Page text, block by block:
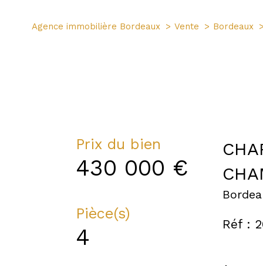
Agence immobilière Bordeaux Vente Bordeaux
Réf :
Prix du bien
430 000 €
Pièce(s)
4